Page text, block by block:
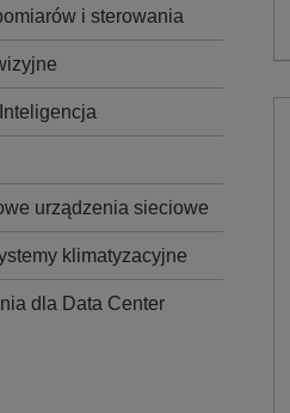
i sterowania
urządzenia sieciowe
klimatyzacyjne
dla Data Center